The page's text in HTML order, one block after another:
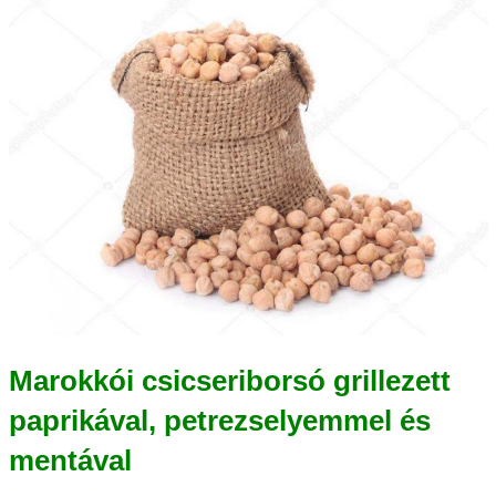
Marokkói csicseriborsó grillezett
paprikával, petrezselyemmel és
mentával